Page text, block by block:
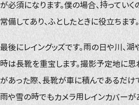
が必須になります。僕の場合、持ってい
常備してあり、ふとしたときに役立ちます。
最後にレイングッズです。雨の日や川、
時は長靴を重宝します。撮影予定地に
があった際、長靴が車に積んであるだけ
雨や雪の時でもカメラ用レインカバーが